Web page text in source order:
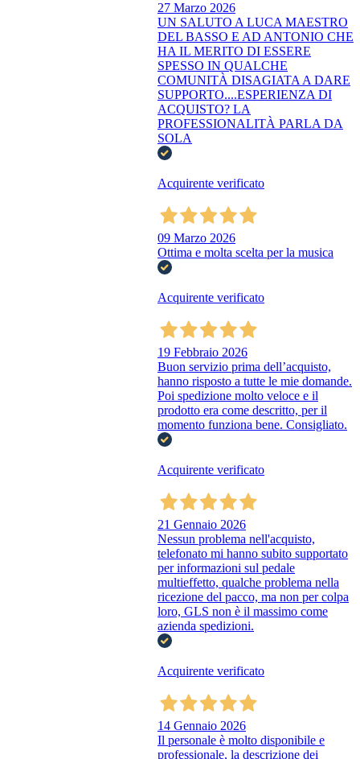
27 Marzo 2026
UN SALUTO A LUCA MAESTRO
DEL BASSO E AD ANTONIO CHE
HA IL MERITO DI ESSERE
SPESSO IN QUALCHE
COMUNITÀ DISAGIATA A DARE
SUPPORTO....ESPERIENZA DI
ACQUISTO? LA
PROFESSIONALITÀ PARLA DA
SOLA
Acquirente verificato
09 Marzo 2026
Ottima e molta scelta per la musica
Acquirente verificato
19 Febbraio 2026
Buon servizio prima dell’acquisto,
hanno risposto a tutte le mie domande.
Poi spedizione molto veloce e il
prodotto era come descritto, per il
momento funziona bene. Consigliato.
Acquirente verificato
21 Gennaio 2026
Nessun problema nell'acquisto,
telefonato mi hanno subito supportato
per informazioni sul pedale
multieffetto, qualche problema nella
ricezione del pacco, ma non per colpa
loro, GLS non è il massimo come
azienda spedizioni.
Acquirente verificato
14 Gennaio 2026
Il personale è molto disponibile e
professionale, la descrizione dei